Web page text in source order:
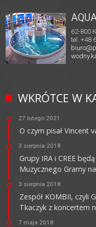
62-800
tel. +48
WKRÓTCE W
27 lutego 2021
O czym pisał Vincent
3 sierpnia 2018
Grupy IRA i CREE
Muzycznego Gramy
3 sierpnia 2018
Zespół KOMBII, czyli
Tkaczyk z koncertem
7 maja 2018